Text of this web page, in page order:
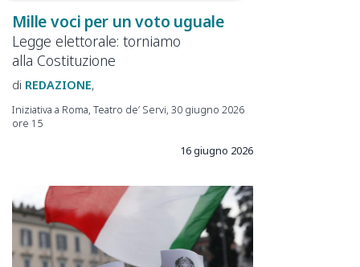
Mille voci per un voto uguale
Legge elettorale: torniamo
alla Costituzione
REDAZIONE
Iniziativa a Roma, Teatro de’ Servi, 30 giugno 2026
ore 15
16 giugno 2026